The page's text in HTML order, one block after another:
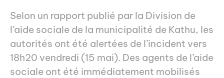
Selon un rapport publié par la Division de
l’aide sociale de la municipalité de Kathu, les
autorités ont été alertées de l’incident vers
18h20 vendredi (15 mai). Des agents de l’aide
sociale ont été immédiatement mobilisés